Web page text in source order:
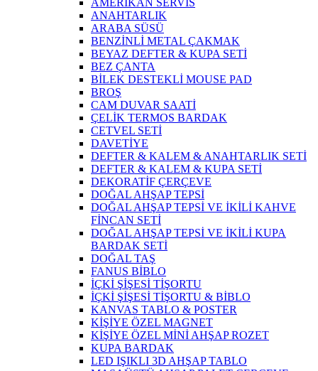
AMERİKAN SERVİS
ANAHTARLIK
ARABA SÜSÜ
BENZİNLİ METAL ÇAKMAK
BEYAZ DEFTER & KUPA SETİ
BEZ ÇANTA
BİLEK DESTEKLİ MOUSE PAD
BROŞ
CAM DUVAR SAATİ
ÇELİK TERMOS BARDAK
CETVEL SETİ
DAVETİYE
DEFTER & KALEM & ANAHTARLIK SETİ
DEFTER & KALEM & KUPA SETİ
DEKORATİF ÇERÇEVE
DOĞAL AHŞAP TEPSİ
DOĞAL AHŞAP TEPSİ VE İKİLİ KAHVE
FİNCAN SETİ
DOĞAL AHŞAP TEPSİ VE İKİLİ KUPA
BARDAK SETİ
DOĞAL TAŞ
FANUS BİBLO
İÇKİ ŞİŞESİ TİŞORTU
İÇKİ ŞİŞESİ TİŞORTU & BİBLO
KANVAS TABLO & POSTER
KİŞİYE ÖZEL MAGNET
KİŞİYE ÖZEL MİNİ AHŞAP ROZET
KUPA BARDAK
LED IŞIKLI 3D AHŞAP TABLO